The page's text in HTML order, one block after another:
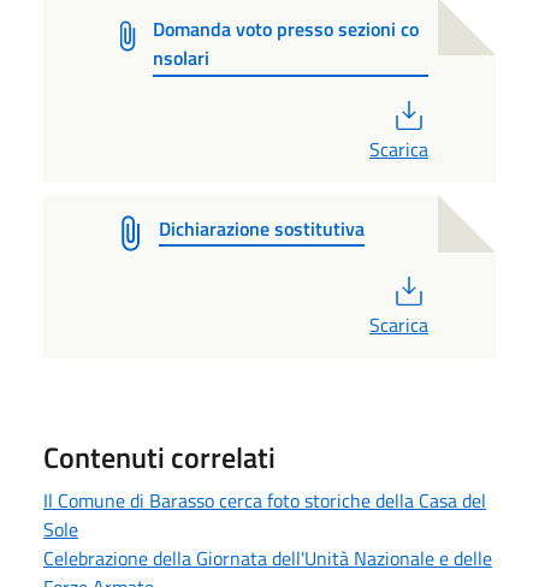
Domanda voto presso sezioni co
nsolari
Scarica
Dichiarazione sostitutiva
Scarica
Contenuti correlati
Il Comune di Barasso cerca foto storiche della Casa del
Sole
Celebrazione della Giornata dell'Unità Nazionale e delle